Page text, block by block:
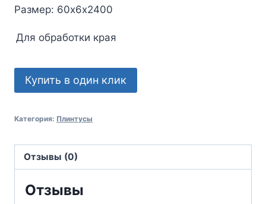
Размер: 60х6х2400
Для обработки края
Купить в один клик
Категория: Плинтусы
Отзывы (0)
Отзывы